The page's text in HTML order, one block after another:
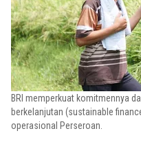
BRI memperkuat komitmennya
berkelanjutan (sustainable
operasional Perseroan.